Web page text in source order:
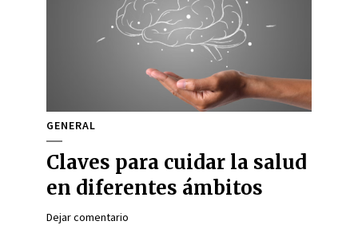
GENERAL
Claves para cuidar la salud
en diferentes ámbitos
Dejar comentario